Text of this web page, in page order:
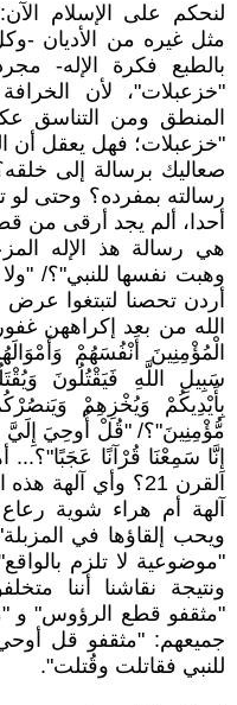
لنحكم على الإسلام
مثل غيره من الأديان
بالطبع فكرة الإله-
"خزعبلات"، لأن
المنطق ومن التناسق
"خزعبلات؛ فهل يعقل أن
صعاليك برسالة إلى
رسالته بمفرده؟ وحتى لو
أحدا، ألم يجد أرقى من
هي رسالة هذ الإله
وهبت نفسها للنبي"؟/ "ولا
أردن تحصنا لتبتغوا عرض
الله من بعد إكراههن
الْمُؤْمِنِينَ أَنْفُسَهُمْ
سَبِيلِ اللَّهِ فَيَقْتُلُونَ
بِأَيْدِيكُمْ وَيُخْزِهِمْ
مُّؤْمِنِينَ"؟/ "قُلْ أُوحِيَ إِلَيَّ
إِنَّا سَمِعْنَا قُرْآنًا
القرن 21؟ وأي
آلهة أم هراء شوية
ويحب إلقاؤها في
"موضوعية لا تلزم
ونتيجة نقاشنا أننا
"مثقفو قطع الرؤوس" و
جميعهم: "مثقفو قل
للنبي فقاتلت وقُتلت".